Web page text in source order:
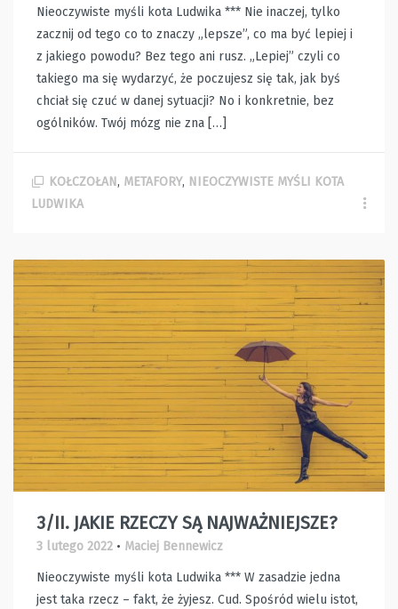
Nieoczywiste myśli kota Ludwika *** Nie inaczej, tylko
zacznij od tego co to znaczy „lepsze”, co ma być lepiej i
z jakiego powodu? Bez tego ani rusz. „Lepiej” czyli co
takiego ma się wydarzyć, że poczujesz się tak, jak byś
chciał się czuć w danej sytuacji? No i konkretnie, bez
ogólników. Twój mózg nie zna […]
KOŁCZOŁAN, METAFORY, NIEOCZYWISTE MYŚLI KOTA
LUDWIKA
3/II. JAKIE RZECZY SĄ NAJWAŻNIEJSZE?
3 lutego 2022 • Maciej Bennewicz
Nieoczywiste myśli kota Ludwika *** W zasadzie jedna
jest taka rzecz – fakt, że żyjesz. Cud. Spośród wielu istot,